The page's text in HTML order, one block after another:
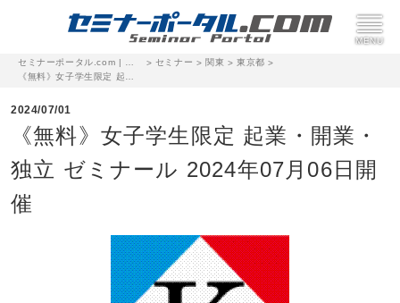
> セミナー > 関東 >東京都 >
2024/07/01
《無料》女子学生限定 起業・開業・
独立 ゼミナール 2024年07月06日開
催